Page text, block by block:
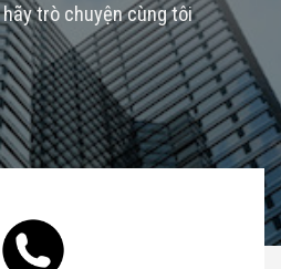
trò chuyện cùng tôi